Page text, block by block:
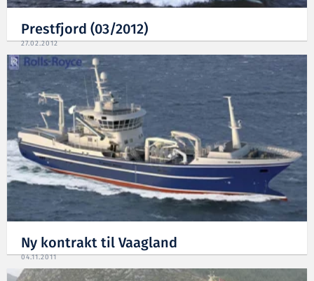
Prestfjord (03/2012)
27.02.2012
Ny kontrakt til Vaagland
04.11.2011